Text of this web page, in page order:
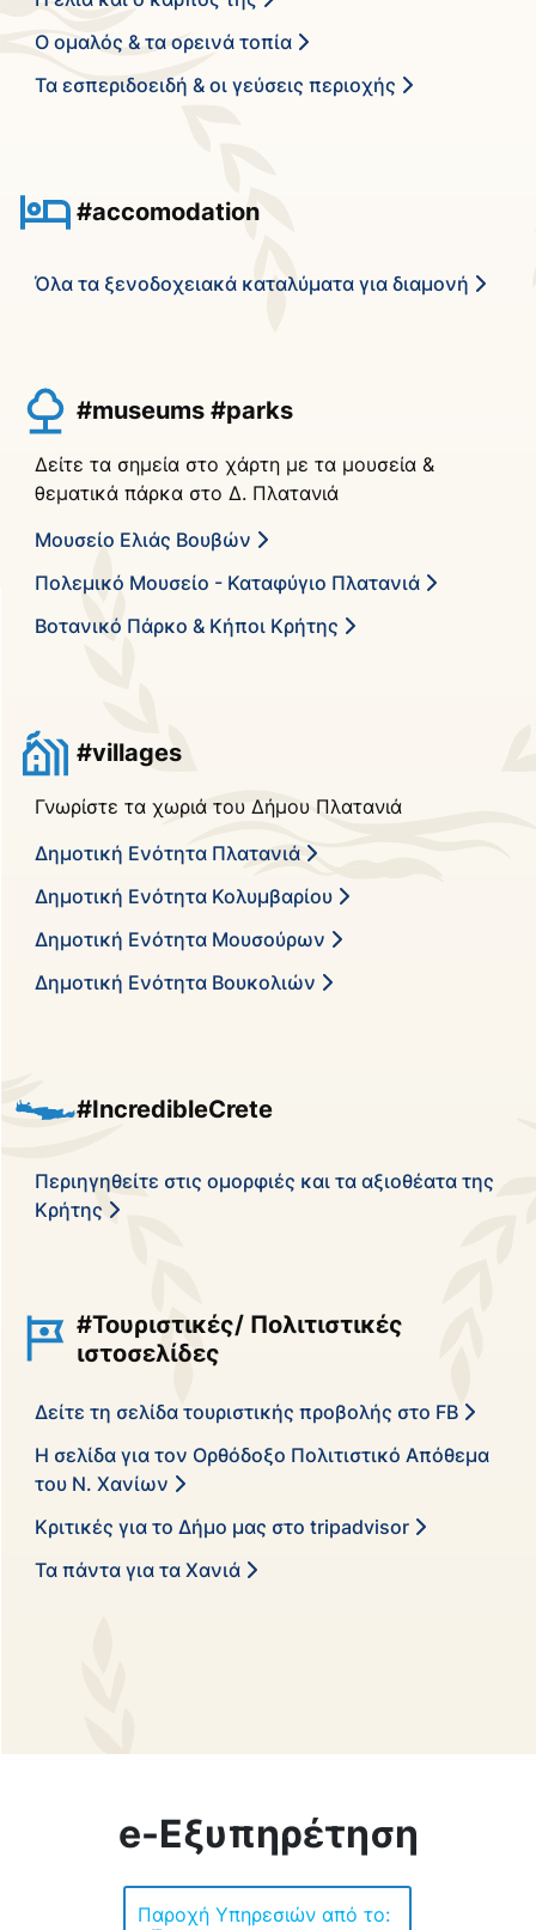
Ο ομαλός & τα ορεινά τοπία
Τα εσπεριδοειδή & οι γεύσεις περιοχής
#accomodation
Όλα τα ξενοδοχειακά καταλύματα για διαμονή
#museums #parks
Δείτε τα σημεία στο χάρτη με τα μουσεία &
θεματικά πάρκα στο Δ. Πλατανιά
Μουσείο Ελιάς Βουβών
Πολεμικό Μουσείο - Καταφύγιο Πλατανιά
Βοτανικό Πάρκο & Κήποι Κρήτης
#villages
Γνωρίστε τα χωριά του Δήμου Πλατανιά
Δημοτική Ενότητα Πλατανιά
Δημοτική Ενότητα Κολυμβαρίου
Δημοτική Ενότητα Μουσούρων
Δημοτική Ενότητα Βουκολιών
#IncredibleCrete
Περιηγηθείτε στις ομορφιές και τα αξιοθέατα της
Κρήτης
#Τουριστικές/ Πολιτιστικές
ιστοσελίδες
Δείτε τη σελίδα τουριστικής προβολής στο FB
Η σελίδα για τον Ορθόδοξο Πολιτιστικό Απόθεμα
του Ν. Χανίων
Κριτικές για το Δήμο μας στο tripadvisor
Τα πάντα για τα Χανιά
e-Εξυπηρέτηση
Παροχή Yπηρεσιών από το: